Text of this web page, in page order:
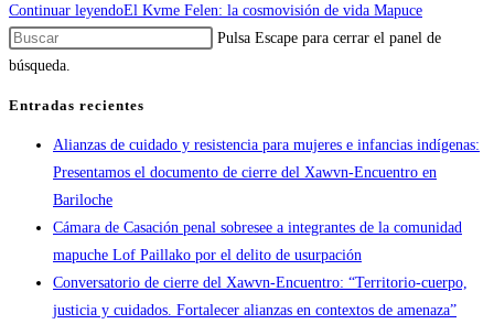
Continuar leyendoEl Kvme Felen: la cosmovisión de vida Mapuce
Pulsa Escape para cerrar el panel de
búsqueda.
Entradas recientes
Alianzas de cuidado y resistencia para mujeres e infancias indígenas:
Presentamos el documento de cierre del Xawvn-Encuentro en
Bariloche
Cámara de Casación penal sobresee a integrantes de la comunidad
mapuche Lof Paillako por el delito de usurpación
Conversatorio de cierre del Xawvn-Encuentro: “Territorio-cuerpo,
justicia y cuidados. Fortalecer alianzas en contextos de amenaza”